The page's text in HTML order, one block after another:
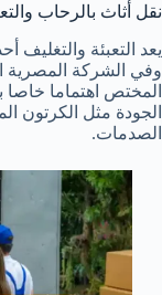
نقل أثاث بالرحاب
يعد التعبئة والتغليف
وفي الشركة المصرية
المختص اهتماما خاصا
الجودة مثل الكرتون
الصدمات.